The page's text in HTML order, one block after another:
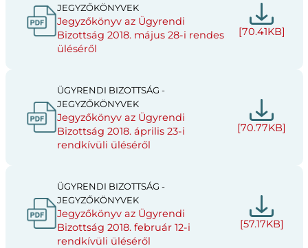
JEGYZŐKÖNYVEK
Jegyzőkönyv az Ügyrendi
Bizottság 2018. május 28-i rendes
üléséről
[70.41KB]
ÜGYRENDI BIZOTTSÁG -
JEGYZŐKÖNYVEK
Jegyzőkönyv az Ügyrendi
Bizottság 2018. április 23-i
rendkívüli üléséről
[70.77KB]
ÜGYRENDI BIZOTTSÁG -
JEGYZŐKÖNYVEK
Jegyzőkönyv az Ügyrendi
Bizottság 2018. február 12-i
rendkívüli üléséről
[57.17KB]